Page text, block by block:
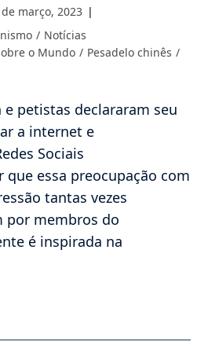
de março, 2023
/ Notícias
o Mundo / Pesadelo chinês /
e petistas declararam seu
a internet e
Sociais
que essa preocupação com
tantas vezes
por membros do
é inspirada na